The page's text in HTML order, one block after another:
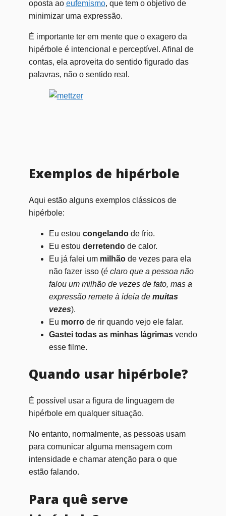
oposta ao eufemismo, que tem o objetivo de
minimizar uma expressão.
É importante ter em mente que o exagero da
hipérbole é intencional e perceptível. Afinal de
contas, ela aproveita do sentido figurado das
palavras, não o sentido real.
Exemplos de hipérbole
Aqui estão alguns exemplos clássicos de
hipérbole:
Eu estou congelando de frio.
Eu estou derretendo de calor.
Eu já falei um milhão de vezes para ela
não fazer isso (é claro que a pessoa não
falou um milhão de vezes de fato, mas a
expressão remete à ideia demuitas
vezes).
Eu morro de rir quando vejo ele falar.
Gastei todas as minhas lágrimasvendo
esse filme.
Quando usar hipérbole?
É possível usar a figura de linguagem de
hipérbole em qualquer situação.
No entanto, normalmente, as pessoas usam
para comunicar alguma mensagem com
intensidade e chamar atenção para o que
estão falando.
Para quê serve